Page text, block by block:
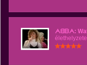
ᗅᗺᗷᗅ: